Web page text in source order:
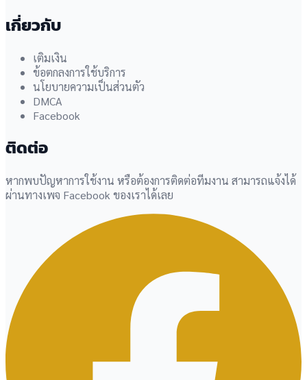
เกี่ยวกับ
เติมเงิน
ข้อตกลงการใช้บริการ
นโยบายความเป็นส่วนตัว
DMCA
Facebook
ติดต่อ
หากพบปัญหาการใช้งาน หรือต้องการติดต่อทีมงาน สามารถแจ้งได้
ผ่านทางเพจ Facebook ของเราได้เลย